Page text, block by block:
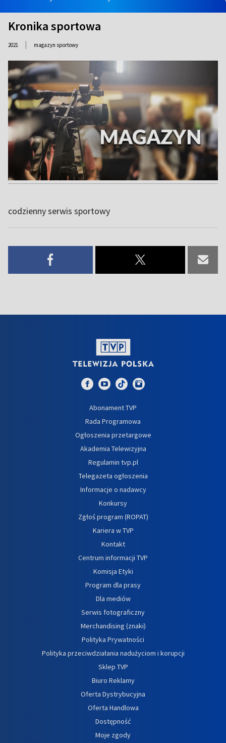
Kronika sportowa
2021 | magazyn sportowy
codzienny serwis sportowy
Abonament TVP
Rada Programowa
Ogłoszenia przetargowe
Akademia Telewizyjna
Regulamin tvp.pl
Telegazeta ogłoszenia
Informacje o nadawcy
Konkursy
Zgłoś program (ROPAT)
Kariera w TVP
Kontakt
Centrum informacji TVP
Komisja Etyki
Program dla prasy
Dla mediów
Serwis fotograficzny
Merchandising (znaki)
Polityka Prywatności
Polityka przeciwdziałania nadużyciom i korupcji
Sklep TVP
Biuro Reklamy
Oferta Dystrybucyjna
Oferta Handlowa
Dostępność
Moje zgody